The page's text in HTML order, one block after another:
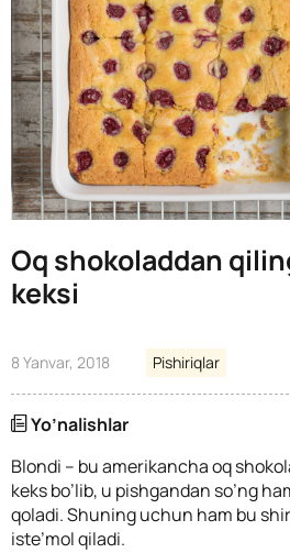
Oq shokoladdan
keksi
8 Yanvar, 2018 Pishiriqlar
Yo’nalishlar
Blondi – bu amerikancha oq
keks bo’lib, u pishgandan so’ng
qoladi. Shuning uchun ham bu
iste’mol qiladi.